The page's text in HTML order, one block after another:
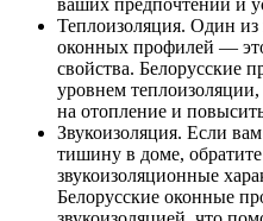
ваших предпочтений и
Теплоизоляция. Один
оконных профилей —
свойства. Белорусские
уровнем теплоизоляции,
на отопление и
Звукоизоляция. Если
тишину в доме,
звукоизоляционные
Белорусские оконные